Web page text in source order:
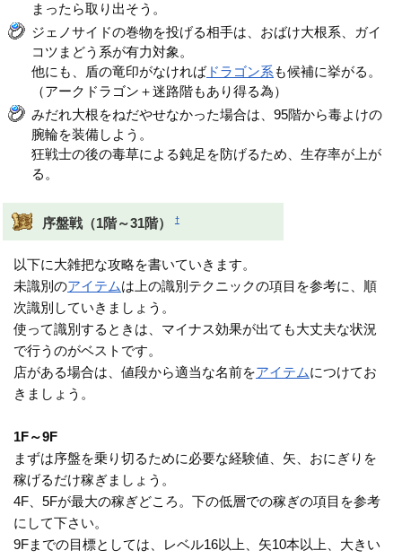
まったら取り出そう。
ジェノサイドの巻物を投げる相手は、おばけ大根系、ガイ
コツまどう系が有力対象。
他にも、盾の竜印がなければドラゴン系も候補に挙がる。
（アークドラゴン＋迷路階もあり得る為）
みだれ大根をねだやせなかった場合は、95階から毒よけの
腕輪を装備しよう。
狂戦士の後の毒草による鈍足を防げるため、生存率が上が
る。
序盤戦（1階～31階） †
以下に大雑把な攻略を書いていきます。
未識別のアイテムは上の識別テクニックの項目を参考に、順
次識別していきましょう。
使って識別するときは、マイナス効果が出ても大丈夫な状況
で行うのがベストです。
店がある場合は、値段から適当な名前をアイテムにつけてお
きましょう。
1F～9F
まずは序盤を乗り切るために必要な経験値、矢、おにぎりを
稼げるだけ稼ぎましょう。
4F、5Fが最大の稼ぎどころ。下の低層での稼ぎの項目を参考
にして下さい。
9Fまでの目標としては、レベル16以上、矢10本以上、大きい